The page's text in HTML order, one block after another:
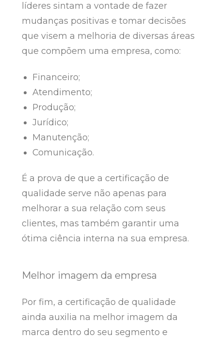
líderes sintam a vontade de fazer
mudanças positivas e tomar decisões
que visem a melhoria de diversas áreas
que compõem uma empresa, como:
Financeiro;
Atendimento;
Produção;
Jurídico;
Manutenção;
Comunicação.
É a prova de que a certificação de
qualidade serve não apenas para
melhorar a sua relação com seus
clientes, mas também garantir uma
ótima ciência interna na sua empresa.
Melhor imagem da empresa
Por fim, a certificação de qualidade
ainda auxilia na melhor imagem da
marca dentro do seu segmento e